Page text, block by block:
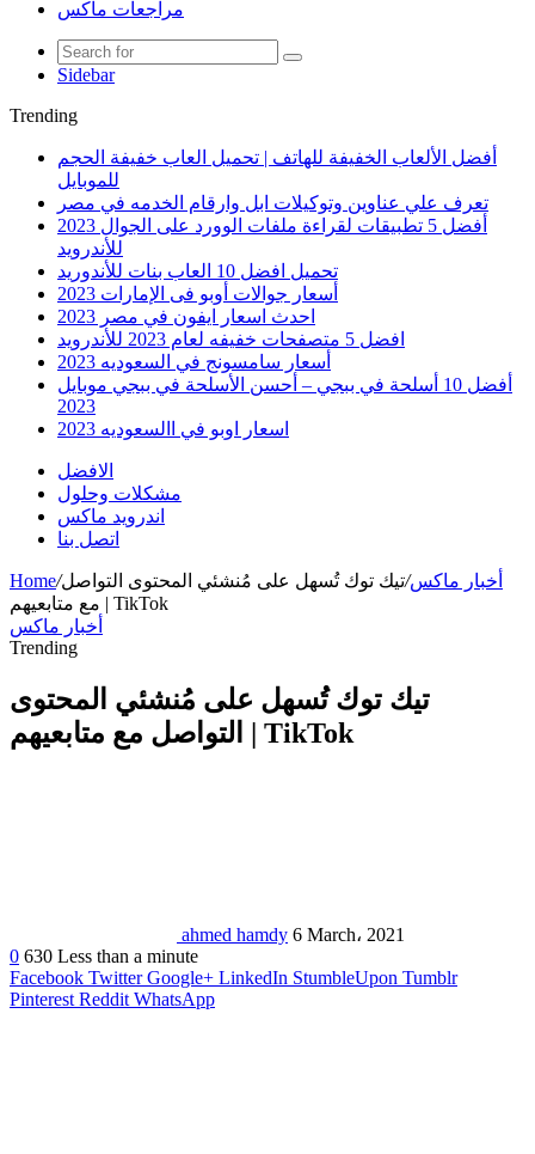
مراجعات ماكس
Sidebar
Trending
أفضل الألعاب الخفيفة للهاتف | تحميل العاب خفيفة الحجم
للموبايل
تعرف علي عناوين وتوكيلات ابل وارقام الخدمه في مصر
أفضل 5 تطبيقات لقراءة ملفات الوورد على الجوال 2023
للأندرويد
تحميل افضل 10 العاب بنات للأندوريد
أسعار جوالات أوبو فى الإمارات 2023
احدث اسعار ايفون في مصر 2023
افضل 5 متصفحات خفيفه لعام 2023 للأندرويد
أسعار سامسونج في السعوديه 2023
أفضل 10 أسلحة في ببجي – أحسن الأسلحة في ببجي موبايل
2023
اسعار اوبو في االسعوديه 2023
الافضل
مشكلات وحلول
اندرويد ماكس
اتصل بنا
Home/ أخبار ماكس/تيك توك تُسهل على مُنشئي المحتوى التواصل
مع متابعيهم | TikTok
أخبار ماكس
Trending
تيك توك تُسهل على مُنشئي المحتوى
التواصل مع متابعيهم | TikTok
ahmed hamdy 6 March، 2021
0 630 Less than a minute
Facebook Twitter Google+ LinkedIn StumbleUpon Tumblr
Pinterest Reddit WhatsApp